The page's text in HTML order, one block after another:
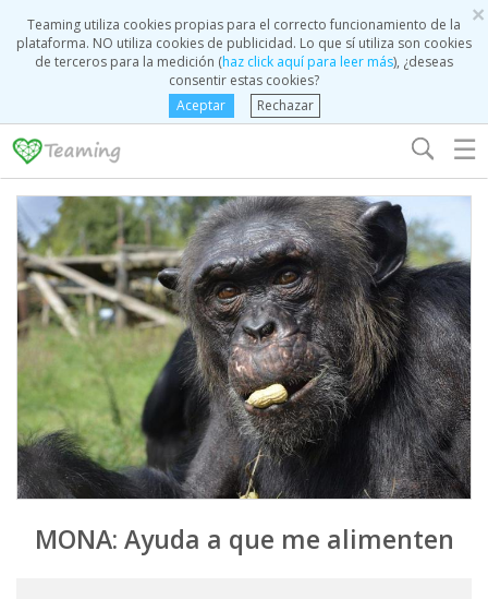
×
Teaming utiliza cookies propias para el correcto funcionamiento de la
plataforma. NO utiliza cookies de publicidad. Lo que sí utiliza son cookies
de terceros para la medición (haz click aquí para leer más), ¿deseas
consentir estas cookies?
Aceptar
Rechazar
☰
MONA: Ayuda a que me alimenten